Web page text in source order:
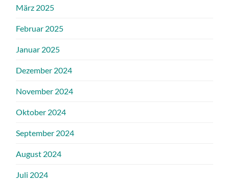
März 2025
Februar 2025
Januar 2025
Dezember 2024
November 2024
Oktober 2024
September 2024
August 2024
Juli 2024